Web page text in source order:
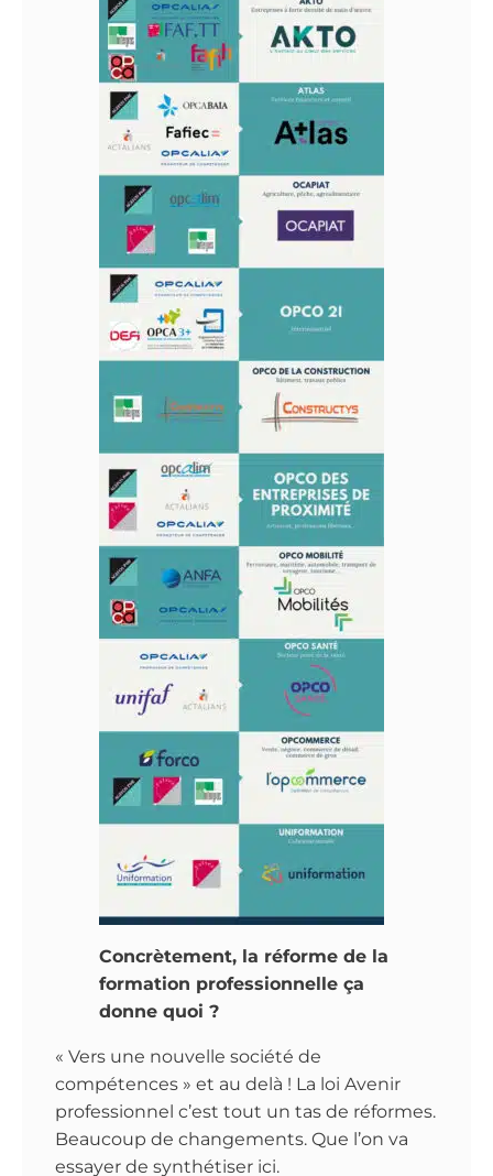
Concrètement, la réforme de la
formation professionnelle ça
donne quoi ?
« Vers une nouvelle société de
compétences » et au delà ! La loi Avenir
professionnel c’est tout un tas de réformes.
Beaucoup de changements. Que l’on va
essayer de synthétiser ici.